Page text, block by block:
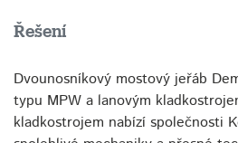
Řešení
Dvounosníkový mostový jeřáb
typu MPW a lanovým
kladkostrojem nabízí společnosti